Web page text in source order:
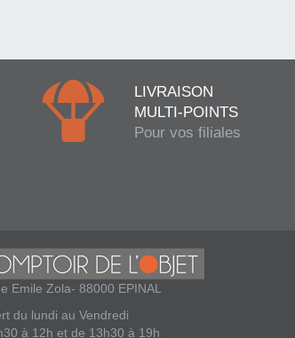
LIVRAISON
MULTI-POINTS
Pour vos filiales
Emile Zola- 88000 EPINAL
du lundi au Vendredi
à 12h et de 13h30 à 19h